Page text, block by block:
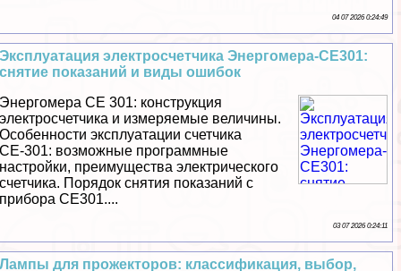
04 07 2026 0:24:49
Эксплуатация электросчетчика Энергомера-СЕ301:
снятие показаний и виды ошибок
Энергомера СЕ 301: конструкция
электросчетчика и измеряемые величины.
Особенности эксплуатации счетчика
СЕ-301: возможные программные
настройки, преимущества электрического
счетчика. Порядок снятия показаний с
прибора СЕ301....
03 07 2026 0:24:11
Лампы для прожекторов: классификация, выбор,